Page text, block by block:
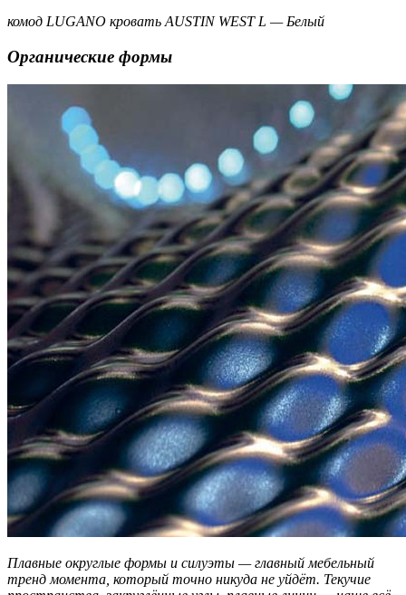
комод LUGANO кровать AUSTIN WEST L — Белый
Органические формы
Плавные округлые формы и силуэты — главный мебельный
тренд момента, который точно никуда не уйдёт. Текучие